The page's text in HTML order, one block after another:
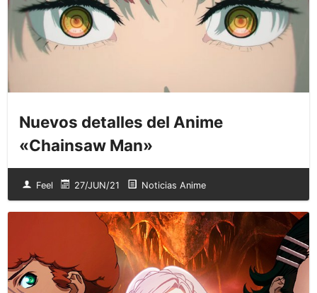
Nuevos detalles del Anime
«Chainsaw Man»
Feel 27/JUN/21 Noticias Anime